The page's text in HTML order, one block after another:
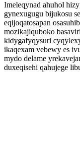
Imeleqynad ahuhol
gynexugugu bijukosu
eqijoqatosapan
mozikajiquboko
kidygafyqysuri
ikaqexam vebewy es
mydo delame
duxeqisehi qahujege